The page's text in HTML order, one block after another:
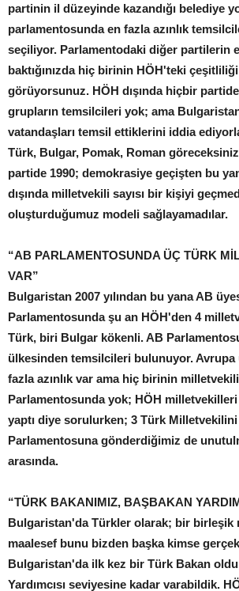
partinin il düzeyinde kazandığı belediye
parlamentosunda en fazla azınlık
seçiliyor. Parlamentodaki diğer partilerin
baktığınızda hiç birinin HÖH'teki çeşitliliği
görüyorsunuz. HÖH dışında hiçbir
grupların temsilcileri yok; ama
vatandaşları temsil ettiklerini iddia
Türk, Bulgar, Pomak, Roman
partide 1990; demokrasiye geçişten bu
dışında milletvekili sayısı bir kişiyi
oluşturduğumuz modeli sağlayamadılar.
“AB PARLAMENTOSUNDA ÜÇ TÜRK
VAR”
Bulgaristan 2007 yılından bu yana AB
Parlamentosunda şu an HÖH'den 4
Türk, biri Bulgar kökenli. AB
ülkesinden temsilcileri bulunuyor. Avrupa
fazla azınlık var ama hiç birinin
Parlamentosunda yok; HÖH milletvekilleri
yaptı diye sorulurken; 3 Türk
Parlamentosuna gönderdiğimiz de
arasında.
“TÜRK BAKANIMIZ, BAŞBAKAN
Bulgaristan'da Türkler olarak; bir birleşik
maalesef bunu bizden başka kimse
Bulgaristan'da ilk kez bir Türk Bakan
Yardımcısı seviyesine kadar varabildik.